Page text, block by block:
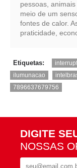
pessoas,
meio de um
fontes de calor.
praticidade,
Etiquetas:
ilumunacao
7896637679756
DIGITE
NOSSAS